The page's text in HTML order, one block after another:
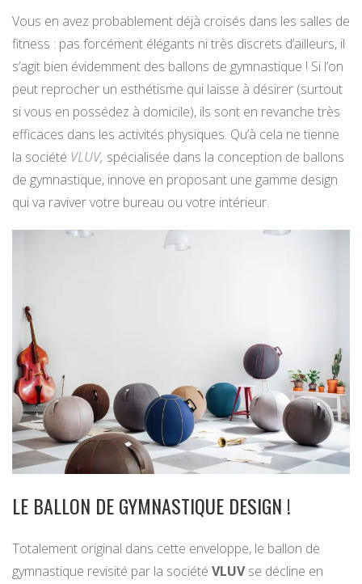
Vous en avez probablement déjà croisés dans les salles de
fitness : pas forcément élégants ni très discrets d’ailleurs, il
s’agit bien évidemment des ballons de gymnastique ! Si l’on
peut reprocher un esthétisme qui laisse à désirer (surtout
si vous en possédez à domicile), ils sont en revanche très
efficaces dans les activités physiques. Qu’à cela ne tienne
la société VLUV, spécialisée dans la conception de ballons
de gymnastique, innove en proposant une gamme design
qui va raviver votre bureau ou votre intérieur.
LE BALLON DE GYMNASTIQUE DESIGN !
Totalement original dans cette enveloppe, le ballon de
gymnastique revisité par la société VLUVse décline en